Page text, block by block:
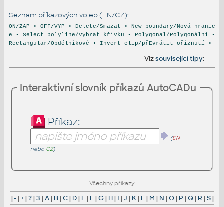
-
Seznam příkazových voleb (EN/CZ):
ON/ZAP • OFF/VYP • Delete/Smazat • New boundary/Nová hranic
e • Select polyline/Vybrat křivku • Polygonal/Polygonální •
Rectangular/Obdélníkové • Invert clip/přEvrátit oříznutí •
Vizsouvisející tipy:
Interaktivní slovník příkazů AutoCADu
Příkaz:
(EN
nebo CZ)
Všechny příkazy:
|- |+|?|3 |A| B|C| D| E| F |G| H| I |J | K| L | M | N |O| P |Q| R |S|